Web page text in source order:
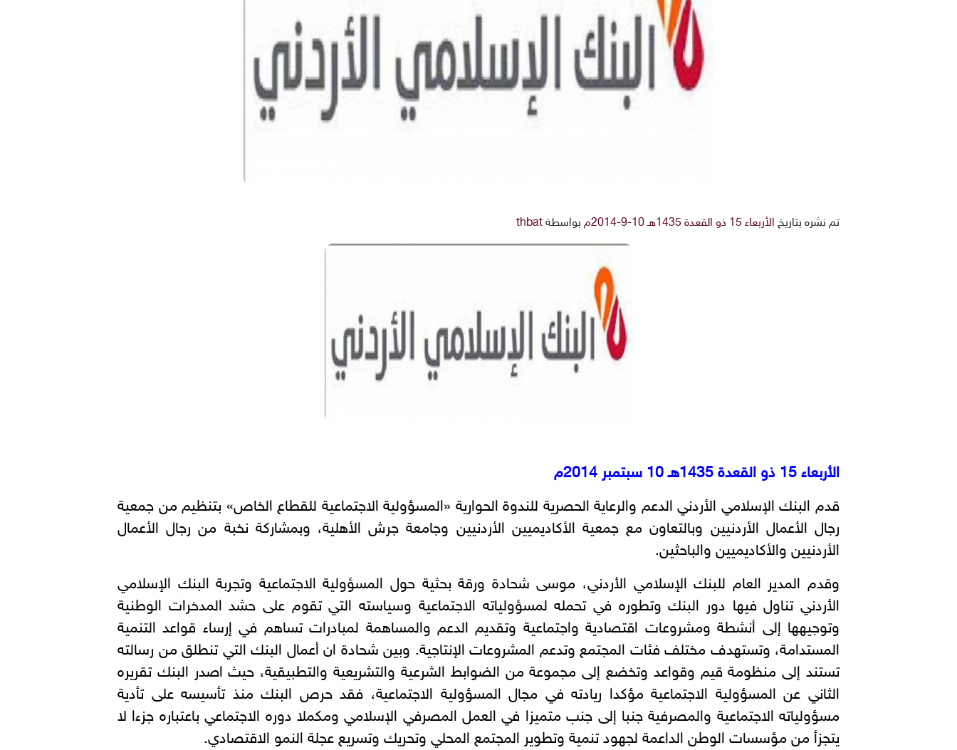
تم نشره بتاريخ الأربعاء 15 ذو القعدة 1435هـ 10-9-2014م بواسطة thbat
الأربعاء 15 ذو القعدة 1435هـ 10 سبتمبر 2014م
قدم البنك الإسلامي الأردني الدعم والرعاية الحصرية للندوة الحوارية «المسؤولية الاجتماعية للقطاع الخاص» بتنظيم من جمعية
رجال الأعمال الأردنيين وبالتعاون مع جمعية الأكاديميين الأردنيين وجامعة جرش الأهلية، وبمشاركة نخبة من رجال الأعمال
الأردنيين والأكاديميين والباحثين.
وقدم المدير العام للبنك الإسلامي الأردني، موسى شحادة ورقة بحثية حول المسؤولية الاجتماعية وتجربة البنك الإسلامي
الأردني تناول فيها دور البنك وتطوره في تحمله لمسؤولياته الاجتماعية وسياسته التي تقوم على حشد المدخرات الوطنية
وتوجيهها إلى أنشطة ومشروعات اقتصادية واجتماعية وتقديم الدعم والمساهمة لمبادرات تساهم في إرساء قواعد التنمية
المستدامة، وتستهدف مختلف فئات المجتمع وتدعم المشروعات الإنتاجية. وبين شحادة ان أعمال البنك التي تنطلق من رسالته
تستند إلى منظومة قيم وقواعد وتخضع إلى مجموعة من الضوابط الشرعية والتشريعية والتطبيقية، حيث اصدر البنك تقريره
الثاني عن المسؤولية الاجتماعية مؤكدا ريادته في مجال المسؤولية الاجتماعية، فقد حرص البنك منذ تأسيسه على تأدية
مسؤولياته الاجتماعية والمصرفية جنبا إلى جنب متميزا في العمل المصرفي الإسلامي ومكملا دوره الاجتماعي باعتباره جزءا لا
يتجزأ من مؤسسات الوطن الداعمة لجهود تنمية وتطوير المجتمع المحلي وتحريك وتسريع عجلة النمو الاقتصادي.